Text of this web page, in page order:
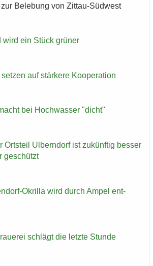
Be­le­bung von Zittau-​Südwest
wird ein Stück grü­ner
auf stär­ke­re Ko­ope­ra­ti­on
bei Hoch­was­ser "dicht"
Orts­teil Ulb­ern­dorf ist zu­künf­tig bes­ser
ge­schützt
​Okrilla wird durch Ampel ent­
schlägt die letz­te Stun­de